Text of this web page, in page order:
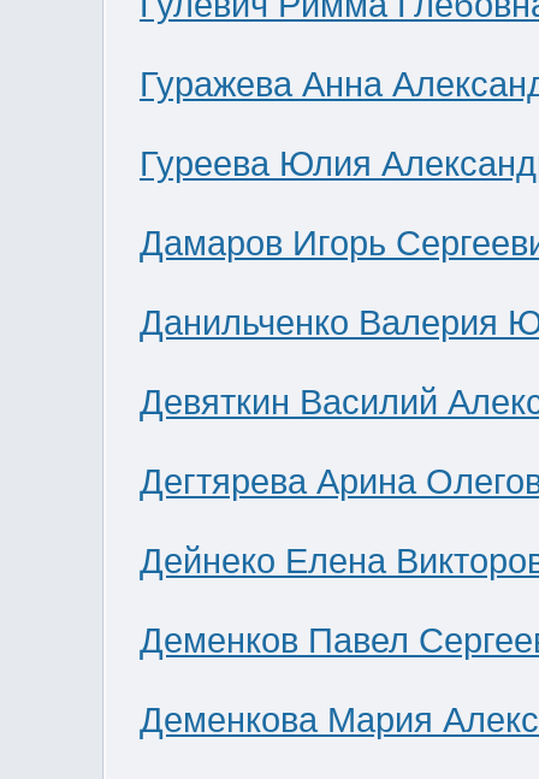
Гуражева Анна
Гуреева Юлия
Дамаров Игорь
Данильченко Валерия
Девяткин Василий
Дегтярева Арина
Дейнеко Елена
Деменков Павел
Деменкова Мария